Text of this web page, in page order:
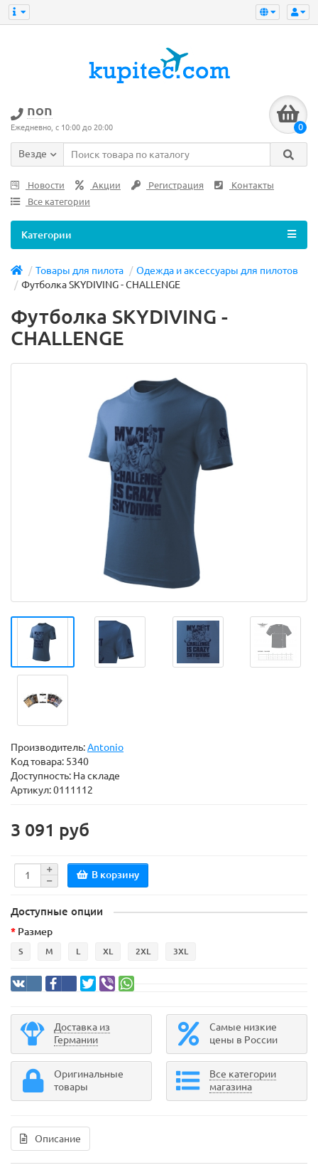
non
Ежедневно, с 10:00 до 20:00 0
Везде
Новости Акции Регистрация
Контакты
Все категории
Категории
Товары для пилота
Одежда и аксессуары для пилотов
Футболка SKYDIVING - CHALLENGE
Футболка SKYDIVING -
CHALLENGE
Производитель:Antonio
Код товара: 5340
Доступность: На складе
Артикул: 0111112
3 091 руб
В корзину
Доступные опции
Размер
S M L XL 2XL 3XL
Доставка из
Германии
Самые низкие
цены в России
Оригинальные
товары
Все категории
магазина
Описание